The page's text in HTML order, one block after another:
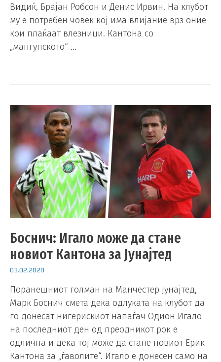
Видиќ, Брајан Робсон и Денис Ирвин. На клубот
му е потребен човек кој има влијание врз оние
кои плаќаат влезници. Кантона со
„мангупското“ …
Боснич: Игало може да стане
новиот Кантона за Јунајтед
03.02.2020
Поранешниот голман на Манчестер јунајтед,
Марк Боснич смета дека одлуката на клубот да
го донесат нигерискиот напаѓач Одион Игало
на последниот ден од преодникот рок е
одлична и дека тој може да стане новиот Ерик
Кантона за „ѓаволите“. Игало е донесен само на